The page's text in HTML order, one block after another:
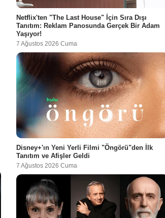
Netflix'ten "The Last House" İçin Sıra Dışı
Tanıtım: Reklam Panosunda Gerçek Bir Adam
Yaşıyor!
7 Ağustos 2026 Cuma
Disney+'ın Yeni Yerli Filmi "Öngörü"den İlk
Tanıtım ve Afişler Geldi
7 Ağustos 2026 Cuma